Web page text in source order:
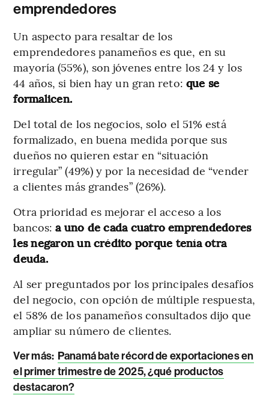
emprendedores
Un aspecto para resaltar de los
emprendedores panameños es que, en su
mayoría (55%), son jóvenes entre los 24 y los
44 años, si bien hay un gran reto: que se
formalicen.
Del total de los negocios, solo el 51% está
formalizado, en buena medida porque sus
dueños no quieren estar en “situación
irregular” (49%) y por la necesidad de “vender
a clientes más grandes” (26%).
Otra prioridad es mejorar el acceso a los
bancos:a uno de cada cuatro emprendedores
les negaron un crédito porque tenía otra
deuda.
Al ser preguntados por los principales desafíos
del negocio, con opción de múltiple respuesta,
el 58% de los panameños consultados dijo que
ampliar su número de clientes.
Ver más: Panamá bate récord de exportaciones en
el primer trimestre de 2025, ¿qué productos
destacaron?